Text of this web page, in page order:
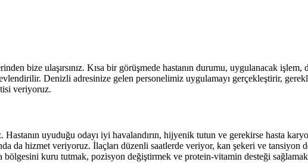
bize ulaşırsınız. Kısa bir görüşmede hastanın durumu, uygulanacak
Denizli adresinize gelen personelimiz uygulamayı gerçekleştirir,
veriyoruz.
uyuduğu odayı iyi havalandırın, hijyenik tutun ve gerekirse hasta
da hizmet veriyoruz. İlaçları düzenli saatlerde veriyor, kan şekeri ve tansiyon
bölgesini kuru tutmak, pozisyon değiştirmek ve protein-vitamin desteği